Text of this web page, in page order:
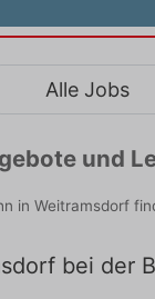
Alle Jobs
und
in Weitramsdorf
bei der